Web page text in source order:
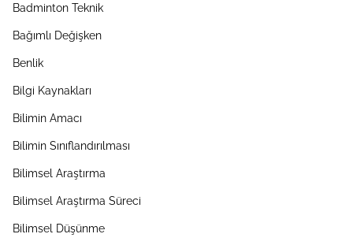
Badminton Teknik
Bağımlı Değişken
Benlik
Bilgi Kaynakları
Bilimin Amacı
Bilimin Sınıflandırılması
Bilimsel Araştırma
Bilimsel Araştırma Süreci
Bilimsel Düşünme